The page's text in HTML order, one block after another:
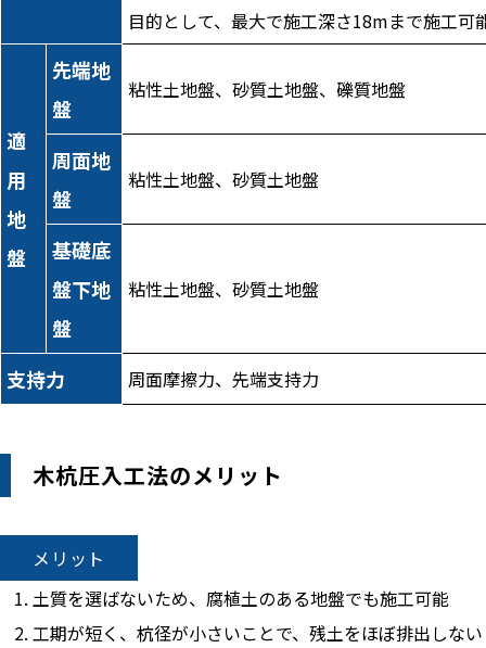
目的として、最大で施工深さ18mまで施工可
適
用
地
盤
先端地
盤
粘性土地盤、砂質土地盤、礫質地盤
周面地
盤
粘性土地盤、砂質土地盤
基礎底
盤下地
盤
粘性土地盤、砂質土地盤
支持力 周面摩擦力、先端支持力
木杭圧入工法のメリット
メリット
土質を選ばないため、腐植土のある地盤でも施工可能
工期が短く、杭径が小さいことで、残土をほぼ排出しない